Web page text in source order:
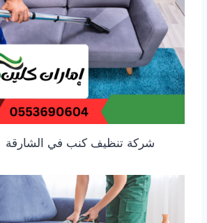
شركة تنظيف كنب في الشارقة